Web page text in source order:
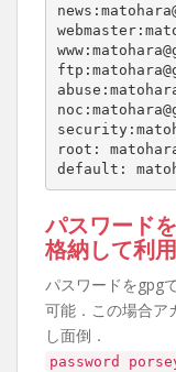
root:
default:
パスワード
格納して利
パスワードをgpg
可能．この場合ア
し面倒．
password